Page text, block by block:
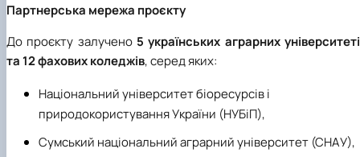
Партнерська мережа проєкту
До проєкту залучено 5 українських аграрних
та 12 фахових коледжів, серед яких:
Національний університет біоресурсів і
природокористування України (НУБіП),
Сумський національний аграрний університет (СНАУ),